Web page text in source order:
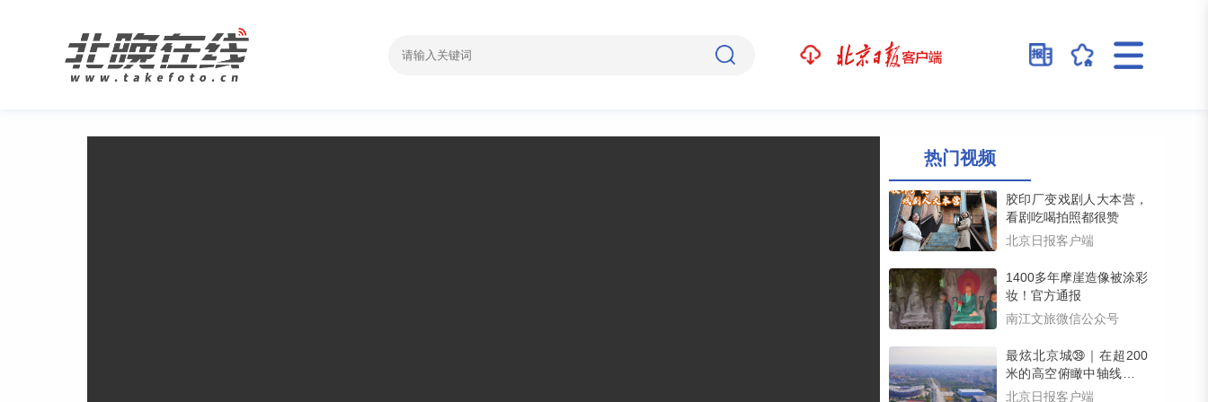
热门视频
胶印厂变戏剧人大本营，
看剧吃喝拍照都很赞
北京日报客户端
1400多年摩崖造像被涂彩
妆！官方通报
南江文旅微信公众号
最炫北京城㊴｜在超200
米的高空俯瞰中轴线是什
么体验？最佳观景点在这
北京日报客户端